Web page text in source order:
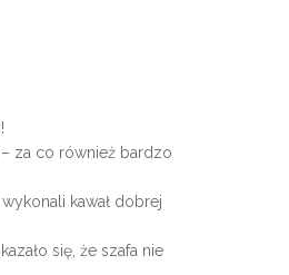
za co również bardzo
kawał dobrej
się, że szafa nie